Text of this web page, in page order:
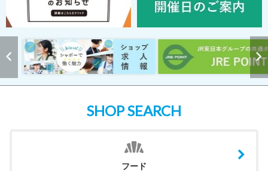
SHOP SEARCH
フード